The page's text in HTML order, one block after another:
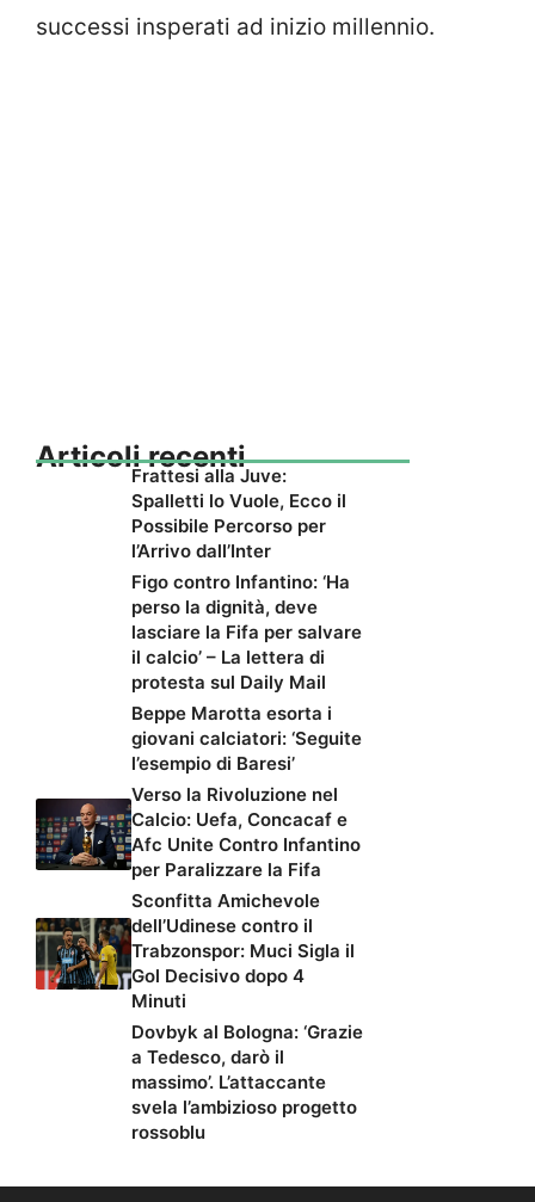
successi insperati ad inizio millennio.
Articoli recenti
Frattesi alla Juve:
Spalletti lo Vuole, Ecco il
Possibile Percorso per
l’Arrivo dall’Inter
Figo contro Infantino: ‘Ha
perso la dignità, deve
lasciare la Fifa per salvare
il calcio’ – La lettera di
protesta sul Daily Mail
Beppe Marotta esorta i
giovani calciatori: ‘Seguite
l’esempio di Baresi’
Verso la Rivoluzione nel
Calcio: Uefa, Concacaf e
Afc Unite Contro Infantino
per Paralizzare la Fifa
Sconfitta Amichevole
dell’Udinese contro il
Trabzonspor: Muci Sigla il
Gol Decisivo dopo 4
Minuti
Dovbyk al Bologna: ‘Grazie
a Tedesco, darò il
massimo’. L’attaccante
svela l’ambizioso progetto
rossoblu